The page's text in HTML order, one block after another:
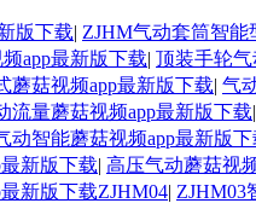
版下载| ZJHM气动套筒智能
app最新版下载| 顶装手轮
蘑菇视频app最新版下载| 气
流量蘑菇视频app最新版下载
动智能蘑菇视频app最新版
新版下载| 高压气动蘑菇视
新版下载ZJHM04| ZJHM03